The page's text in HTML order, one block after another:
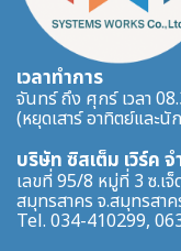
เวลาทำการ
จันทร์ ถึง ศุกร์ เวลา
(หยุดเสาร์ อาทิตย์และ
บริษัท ซิสเต็ม เวิร์ค
เลขที่ 95/8 หมู่ที่ 3 ซ.เ
สมุทรสาคร จ.สมุทรสา
Tel. 034-410299,